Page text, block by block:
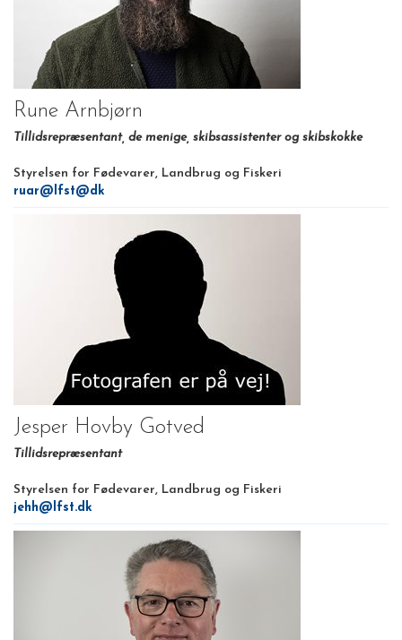
Rune Arnbjørn
Tillidsrepræsentant, de menige, skibsassistenter og skibskokke
Styrelsen for Fødevarer, Landbrug og Fiskeri
ruar@lfst@dk
Jesper Hovby Gotved
Tillidsrepræsentant
Styrelsen for Fødevarer, Landbrug og Fiskeri
jehh@lfst.dk